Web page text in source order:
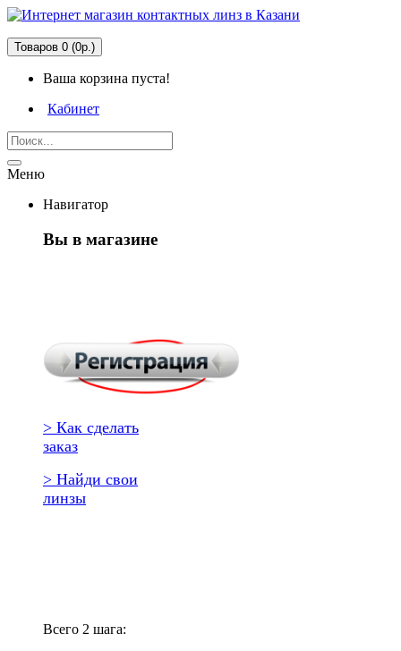
Товаров 0 (0р.)
Ваша корзина пуста!
Кабинет
Меню
Навигатор
Вы в магазине
> Как сделать
заказ
> Найди свои
линзы
Всего 2 шага: